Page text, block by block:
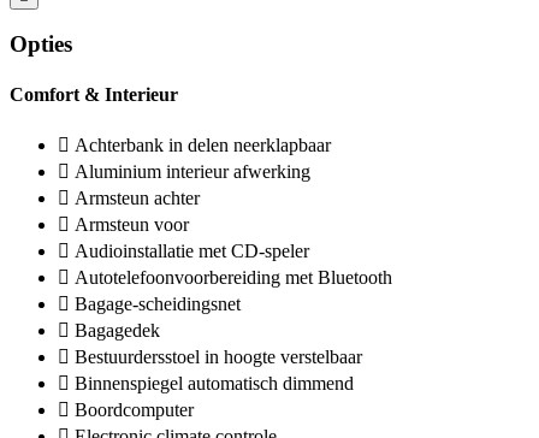
Opties
Comfort & Interieur
Achterbank in delen neerklapbaar
Aluminium interieur afwerking
Armsteun achter
Armsteun voor
Audioinstallatie met CD-speler
Autotelefoonvoorbereiding met Bluetooth
Bagage-scheidingsnet
Bagagedek
Bestuurdersstoel in hoogte verstelbaar
Binnenspiegel automatisch dimmend
Boordcomputer